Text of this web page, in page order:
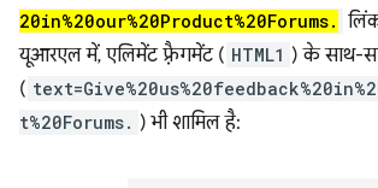
20in%20our%20Product%20Forums.
यूआरएल में, एलिमेंट फ़्रैगमेंट ( HTML1 ) के साथ-
(
t%20Forums. ) भी शामिल है: